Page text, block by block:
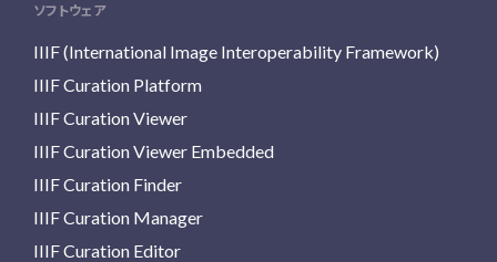
ソフトウェア
IIIF (International Image Interoperability Framework)
IIIF Curation Platform
IIIF Curation Viewer
IIIF Curation Viewer Embedded
IIIF Curation Finder
IIIF Curation Manager
IIIF Curation Editor